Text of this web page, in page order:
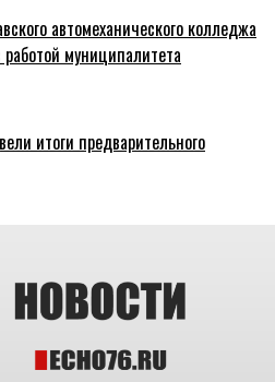
автомеханического колледжа
муниципалитета
итоги предварительного